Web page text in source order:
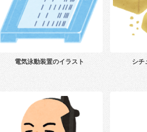
電気泳動装置のイラスト シチ